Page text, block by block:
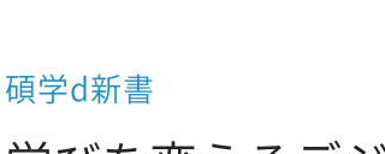
る
碩学d新書